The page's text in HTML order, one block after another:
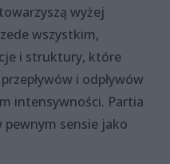
wyżej
wszystkim,
i struktury, które
i odpływów
intensywności. Partia
sensie jako